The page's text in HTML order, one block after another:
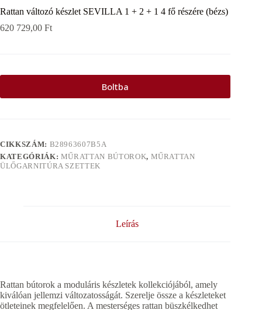
Rattan változó készlet SEVILLA 1 + 2 + 1 4 fő részére (bézs)
620 729,00 Ft
Boltba
CIKKSZÁM: B28963607B5A
KATEGÓRIÁK: MŰRATTAN BÚTOROK, MŰRATTAN
ÜLŐGARNITÚRA SZETTEK
Leírás
Rattan bútorok a moduláris készletek kollekciójából, amely
kiválóan jellemzi változatosságát. Szerelje össze a készleteket
ötleteinek megfelelően. A mesterséges rattan büszkélkedhet